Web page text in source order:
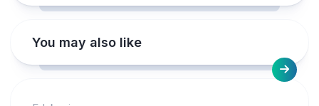
You may also like